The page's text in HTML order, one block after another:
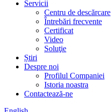
Servicii
Centru de descărcare
Întrebări frecvente
Certificat
Video
Soluţie
Știri
Despre noi
Profilul Companiei
Istoria noastra
Contactează-ne